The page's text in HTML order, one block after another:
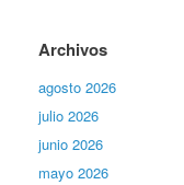
Archivos
agosto 2026
julio 2026
junio 2026
mayo 2026